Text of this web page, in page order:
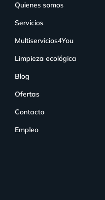
Quienes somos
Servicios
Multiservicios4You
Limpieza ecológica
Blog
Ofertas
Contacto
Empleo